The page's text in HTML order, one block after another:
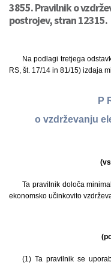
3855. Pravilnik o
postrojev, stran 12315.
Na podlagi tretjega
RS, št. 17/14 in 81/15) izdaja
P
o vzdrževanju
Ta pravilnik določa
ekonomsko učinkovito
(1) Ta pravilnik se